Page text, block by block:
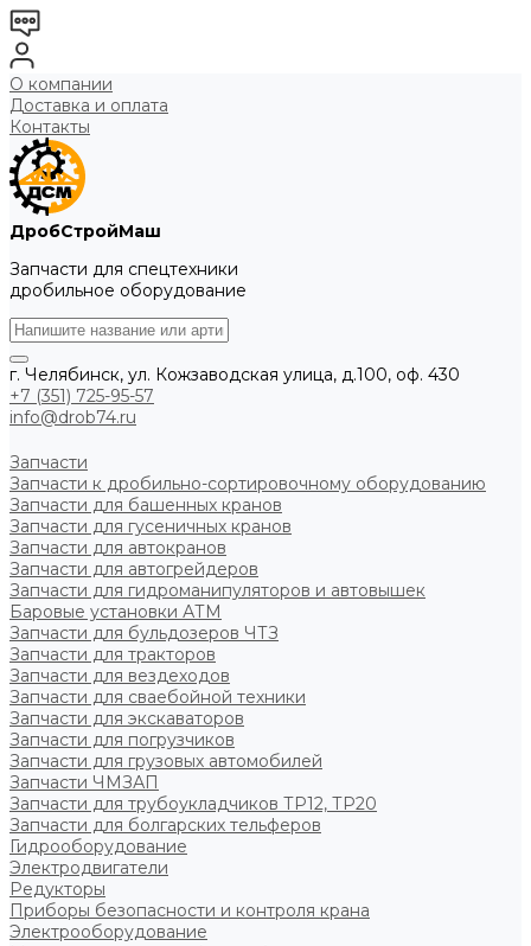
О компании
Доставка и оплата
Контакты
ДробСтройМаш
Запчасти для спецтехники
дробильное оборудование
г. Челябинск, ул. Кожзаводская улица, д.100, оф. 430
+7 (351) 725-95-57
info@drob74.ru
Запчасти
Запчасти к дробильно-сортировочному оборудованию
Запчасти для башенных кранов
Запчасти для гусеничных кранов
Запчасти для автокранов
Запчасти для автогрейдеров
Запчасти для гидроманипуляторов и автовышек
Баровые установки АТМ
Запчасти для бульдозеров ЧТЗ
Запчасти для тракторов
Запчасти для вездеходов
Запчасти для сваебойной техники
Запчасти для экскаваторов
Запчасти для погрузчиков
Запчасти для грузовых автомобилей
Запчасти ЧМЗАП
Запчасти для трубоукладчиков ТР12, ТР20
Запчасти для болгарских тельферов
Гидрооборудование
Электродвигатели
Редукторы
Приборы безопасности и контроля крана
Электрооборудование